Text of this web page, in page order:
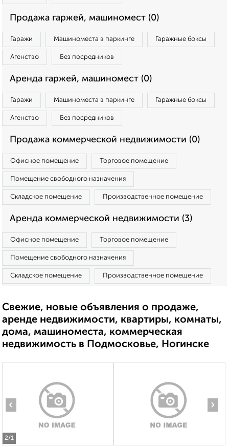
Продажа гаржей, машиномест (0)
Гаражи Машиноместа в паркинге Гаражные боксы
Агенство Без посредников
Аренда гаржей, машиномест (0)
Гаражи Машиноместа в паркинге Гаражные боксы
Агенство Без посредников
Продажа коммерческой недвижимости (0)
Офисное помещение Торговое помещение
Помещение свободного назначения
Складское помещение Производственное помещение
Аренда коммерческой недвижимости (3)
Офисное помещение Торговое помещение
Помещение свободного назначения
Складское помещение Производственное помещение
Свежие, новые объявления о продаже,
аренде недвижимости, квартиры, комнаты,
дома, машиноместа, коммерческая
недвижимость в Подмосковье, Ногинске
2/1
‹ ›